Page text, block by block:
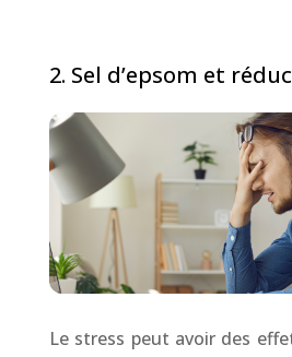
2. Sel d’epsom et
Le stress peut avoir des